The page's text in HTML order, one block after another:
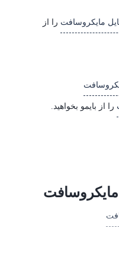
مایکروسافت را از
را از بایمو بخواهید.
مایکروسافت